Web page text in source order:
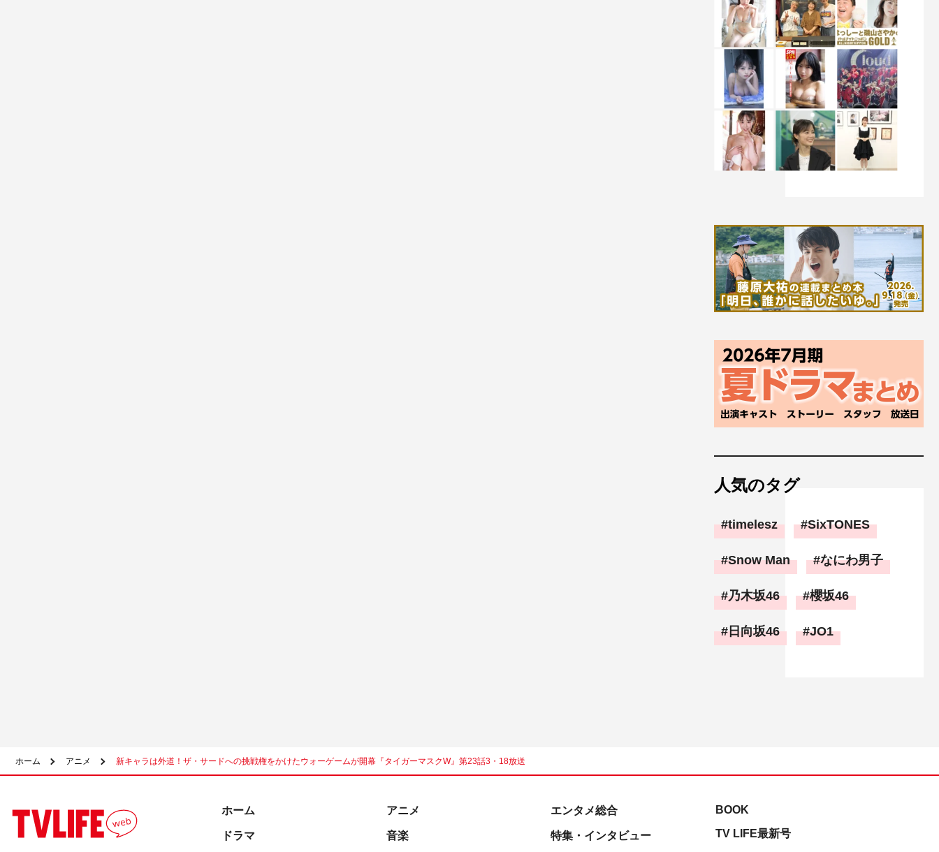
人気のタグ
timelesz SixTONES
Snow Man なにわ男子
乃木坂46 櫻坂46
日向坂46 JO1
ホーム アニメ 新キャラは外道！ザ・サードへの挑戦権をかけたウォーゲームが開幕『タイガーマスクW』第23話3・18放送
ホーム
ドラマ
アニメ
音楽
エンタメ総合
特集・インタビュー
BOOK
TV LIFE最新号